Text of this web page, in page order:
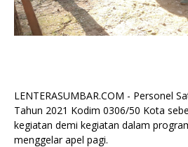
LENTERASUMBAR.COM - Personel
Tahun 2021 Kodim 0306/50 Kota
kegiatan demi kegiatan dalam
menggelar apel pagi.